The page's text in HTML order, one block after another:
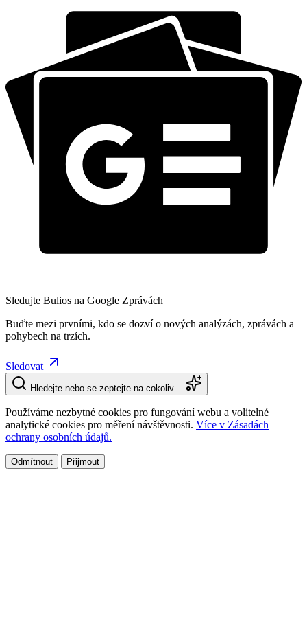
Sledujte Bulios na Google Zprávách
Buďte mezi prvními, kdo se dozví o nových analýzách, zprávách a
pohybech na trzích.
Sledovat
Hledejte nebo se zeptejte na cokoliv…
Používáme nezbytné cookies pro fungování webu a volitelné
analytické cookies pro měření návštěvnosti. Více v Zásadách
ochrany osobních údajů.
Odmítnout Přijmout